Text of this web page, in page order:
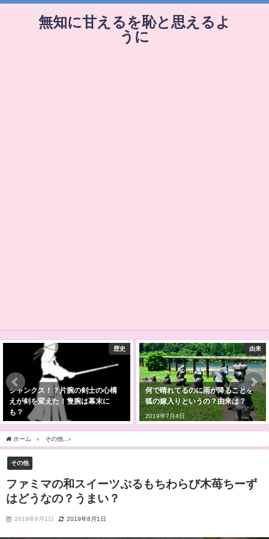
無知に甘えるを恥と思えるよ
うに
歴史
シャンクス！？片腕の剣士の心構
えが剣を変えた！隻腕は幕末に
も？
由来
何で晴れてるのに雨が降ることを
狐の嫁入りというの？由来は？
2019年7月4日
ホーム その他
その他
ファミマの和スイーツぷるもちわらび木苺ちーず
はどうなの？うまい？
2019年8月1日 2019年8月1日